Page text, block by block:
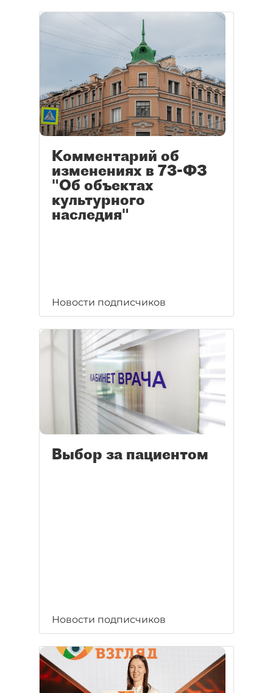
Комментарий об
изменениях в 73-ФЗ
"Об объектах
культурного
наследия"
Новости подписчиков
Выбор за пациентом
Новости подписчиков